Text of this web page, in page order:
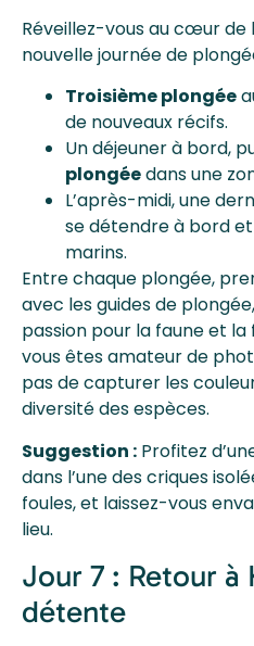
Réveillez-vous au cœur de
nouvelle journée de
Troisième plongée
de nouveaux récifs.
Un déjeuner à bord,
plongéedans une
L’après-midi, une
se détendre à bord
marins.
Entre chaque plongée,
avec les guides de
passion pour la faune et la
vous êtes amateur de
pas de capturer les
diversité des espèces.
Suggestion : Profitez
dans l’une des criques
foules, et laissez-vous
lieu.
Jour 7 : Retour à
détente